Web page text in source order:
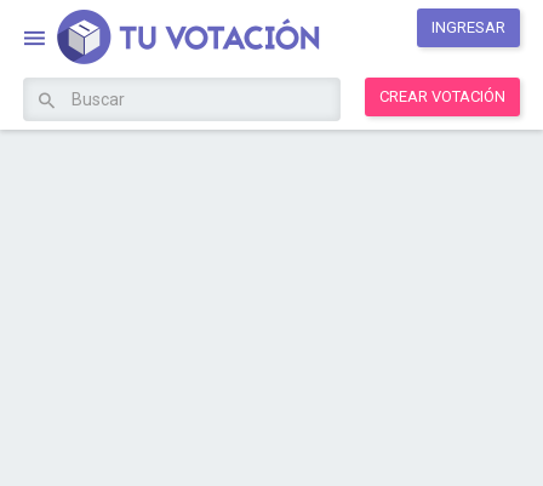
INGRESAR
CREAR VOTACIÓN